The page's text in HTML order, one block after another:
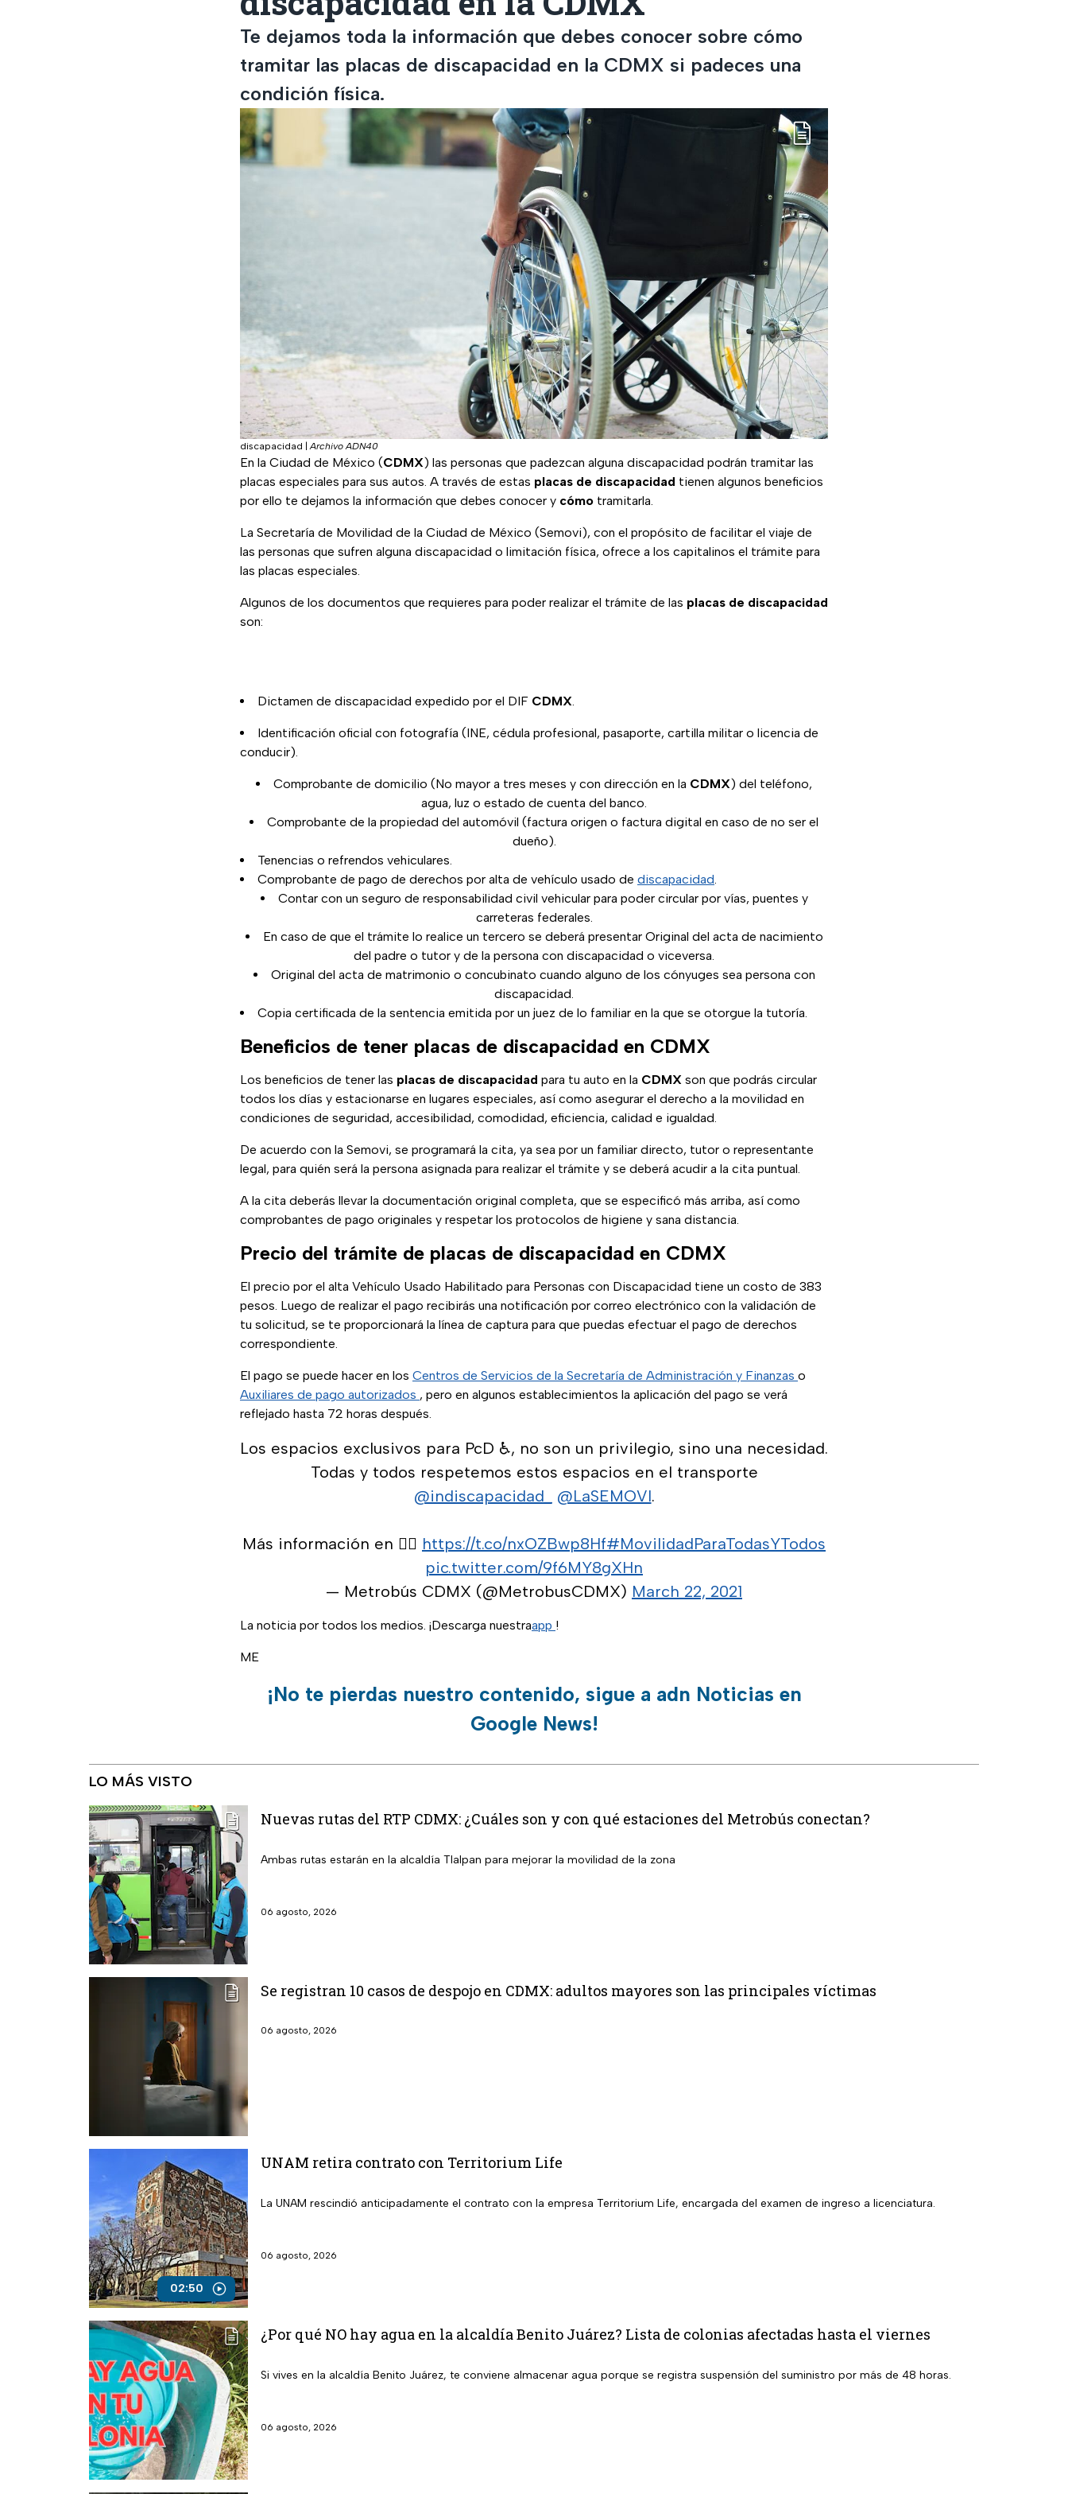
Te dejamos toda la información que debes conocer sobre cómo
tramitar las placas de discapacidad en la CDMX si padeces una
condición física.
discapacidad |Archivo ADN40
En la Ciudad de México (CDMX) las personas que padezcan alguna discapacidad podrán tramitar las
placas especiales para sus autos. A través de estas placas de discapacidad tienen algunos beneficios
por ello te dejamos la información que debes conocer y cómo tramitarla.
La Secretaría de Movilidad de la Ciudad de México (Semovi), con el propósito de facilitar el viaje de
las personas que sufren alguna discapacidad o limitación física, ofrece a los capitalinos el trámite para
las placas especiales.
Algunos de los documentos que requieres para poder realizar el trámite de las placas de discapacidad
son:
Dictamen de discapacidad expedido por el DIF CDMX.
Identificación oficial con fotografía (INE, cédula profesional, pasaporte, cartilla militar o licencia de
conducir).
Comprobante de domicilio (No mayor a tres meses y con dirección en la CDMX) del teléfono,
agua, luz o estado de cuenta del banco.
Comprobante de la propiedad del automóvil (factura origen o factura digital en caso de no ser el
dueño).
Tenencias o refrendos vehiculares.
Comprobante de pago de derechos por alta de vehículo usado de discapacidad.
Contar con un seguro de responsabilidad civil vehicular para poder circular por vías, puentes y
carreteras federales.
En caso de que el trámite lo realice un tercero se deberá presentar Original del acta de nacimiento
del padre o tutor y de la persona con discapacidad o viceversa.
Original del acta de matrimonio o concubinato cuando alguno de los cónyuges sea persona con
discapacidad.
Copia certificada de la sentencia emitida por un juez de lo familiar en la que se otorgue la tutoría.
Beneficios de tener placas de discapacidad en CDMX
Los beneficios de tener las placas de discapacidad para tu auto en la CDMX son que podrás circular
todos los días y estacionarse en lugares especiales, así como asegurar el derecho a la movilidad en
condiciones de seguridad, accesibilidad, comodidad, eficiencia, calidad e igualdad.
De acuerdo con la Semovi, se programará la cita, ya sea por un familiar directo, tutor o representante
legal, para quién será la persona asignada para realizar el trámite y se deberá acudir a la cita puntual.
A la cita deberás llevar la documentación original completa, que se especificó más arriba, así como
comprobantes de pago originales y respetar los protocolos de higiene y sana distancia.
Precio del trámite de placas de discapacidad en CDMX
El precio por el alta Vehículo Usado Habilitado para Personas con Discapacidad tiene un costo de 383
pesos. Luego de realizar el pago recibirás una notificación por correo electrónico con la validación de
tu solicitud, se te proporcionará la línea de captura para que puedas efectuar el pago de derechos
correspondiente.
El pago se puede hacer en los Centros de Servicios de la Secretaría de Administración y Finanzas o
Auxiliares de pago autorizados , pero en algunos establecimientos la aplicación del pago se verá
reflejado hasta 72 horas después.
Los espacios exclusivos para PcD ♿, no son un privilegio, sino una necesidad.
Todas y todos respetemos estos espacios en el transporte
@indiscapacidad_
@LaSEMOVI.
Más información en 👉🏼 https://t.co/nxOZBwp8Hf#MovilidadParaTodasYTodos
pic.twitter.com/9f6MY8gXHn
— Metrobús CDMX (@MetrobusCDMX) March 22, 2021
La noticia por todos los medios. ¡Descarga nuestraapp !
ME
¡No te pierdas nuestro contenido, sigue a adn Noticias en
Google News!
LO MÁS VISTO
Nuevas rutas del RTP CDMX: ¿Cuáles son y con qué estaciones del Metrobús conectan?
Ambas rutas estarán en la alcaldía Tlalpan para mejorar la movilidad de la zona
06 agosto, 2026
Se registran 10 casos de despojo en CDMX: adultos mayores son las principales víctimas
06 agosto, 2026
02:50
UNAM retira contrato con Territorium Life
La UNAM rescindió anticipadamente el contrato con la empresa Territorium Life, encargada del examen de ingreso a licenciatura.
06 agosto, 2026
¿Por qué NO hay agua en la alcaldía Benito Juárez? Lista de colonias afectadas hasta el viernes
Si vives en la alcaldía Benito Juárez, te conviene almacenar agua porque se registra suspensión del suministro por más de 48 horas.
06 agosto, 2026